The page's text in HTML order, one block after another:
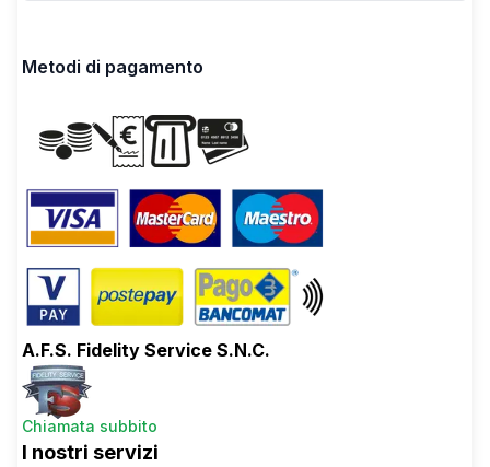
Metodi di pagamento
A.F.S. Fidelity Service S.N.C.
Chiamata subbito
I nostri servizi